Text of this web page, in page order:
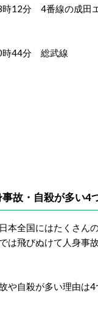
12分 4番線の成田
時44分 総武線
故・自殺が多い4
本全国にはたくさん
は飛びぬけて人身事
や自殺が多い理由は4